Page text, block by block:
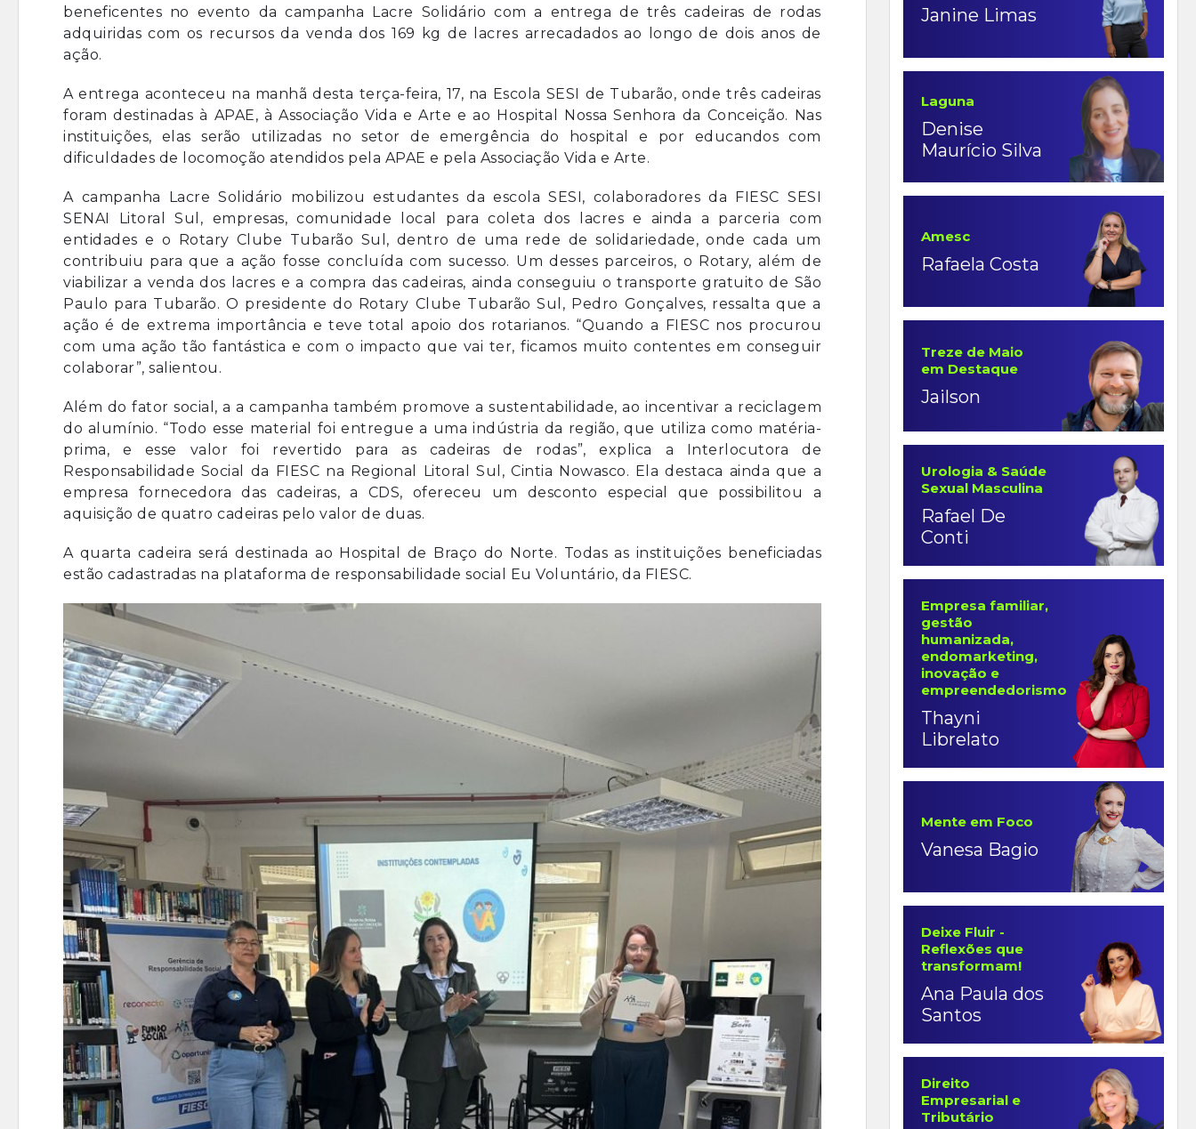
beneficentes no evento da campanha Lacre Solidário com a entrega de três cadeiras de rodas
adquiridas com os recursos da venda dos 169 kg de lacres arrecadados ao longo de dois anos de
ação.
A entrega aconteceu na manhã desta terça-feira, 17, na Escola SESI de Tubarão, onde três cadeiras
foram destinadas à APAE, à Associação Vida e Arte e ao Hospital Nossa Senhora da Conceição. Nas
instituições, elas serão utilizadas no setor de emergência do hospital e por educandos com
dificuldades de locomoção atendidos pela APAE e pela Associação Vida e Arte.
A campanha Lacre Solidário mobilizou estudantes da escola SESI, colaboradores da FIESC SESI
SENAI Litoral Sul, empresas, comunidade local para coleta dos lacres e ainda a parceria com
entidades e o Rotary Clube Tubarão Sul, dentro de uma rede de solidariedade, onde cada um
contribuiu para que a ação fosse concluída com sucesso. Um desses parceiros, o Rotary, além de
viabilizar a venda dos lacres e a compra das cadeiras, ainda conseguiu o transporte gratuito de São
Paulo para Tubarão. O presidente do Rotary Clube Tubarão Sul, Pedro Gonçalves, ressalta que a
ação é de extrema importância e teve total apoio dos rotarianos. “Quando a FIESC nos procurou
com uma ação tão fantástica e com o impacto que vai ter, ficamos muito contentes em conseguir
colaborar”, salientou.
Além do fator social, a a campanha também promove a sustentabilidade, ao incentivar a reciclagem
do alumínio. “Todo esse material foi entregue a uma indústria da região, que utiliza como matéria-
prima, e esse valor foi revertido para as cadeiras de rodas”, explica a Interlocutora de
Responsabilidade Social da FIESC na Regional Litoral Sul, Cintia Nowasco. Ela destaca ainda que a
empresa fornecedora das cadeiras, a CDS, ofereceu um desconto especial que possibilitou a
aquisição de quatro cadeiras pelo valor de duas.
A quarta cadeira será destinada ao Hospital de Braço do Norte. Todas as instituições beneficiadas
estão cadastradas na plataforma de responsabilidade social Eu Voluntário, da FIESC.
Janine Limas
Laguna
Denise
Maurício Silva
Amesc
Rafaela Costa
Treze de Maio
em Destaque
Jailson
Urologia & Saúde
Sexual Masculina
Rafael De
Conti
Empresa familiar,
gestão
humanizada,
endomarketing,
inovação e
empreendedorismo
Thayni
Librelato
Mente em Foco
Vanesa Bagio
Deixe Fluir -
Reflexões que
transformam!
Ana Paula dos
Santos
Direito
Empresarial e
Tributário